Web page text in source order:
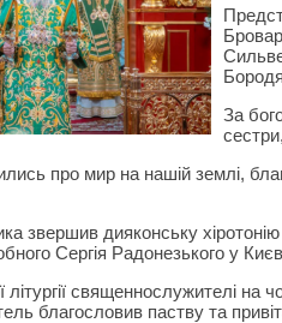
За
про мир на нашій землі,
звершив дияконську хіротонію
Сергія Радонезького у
літургії священнослужителі
благословив паству та